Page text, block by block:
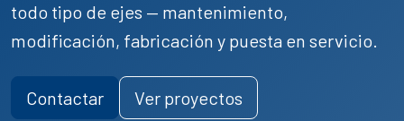
todo tipo de ejes — mantenimiento,
modificación, fabricación y puesta en servicio.
Contactar Ver proyectos